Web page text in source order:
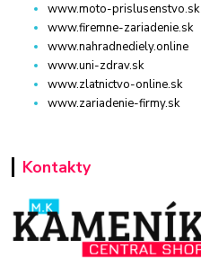
www.moto-prislusenstvo.sk
www.firemne-zariadenie.sk
www.nahradnediely.online
www.uni-zdrav.sk
www.zlatnictvo-online.sk
www.zariadenie-firmy.sk
Kontakty